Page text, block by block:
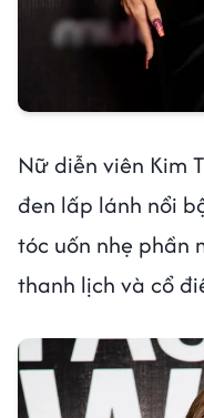
Nữ diễn viên Kim
đen lấp lánh nổi
tóc uốn nhẹ phần
thanh lịch và cổ